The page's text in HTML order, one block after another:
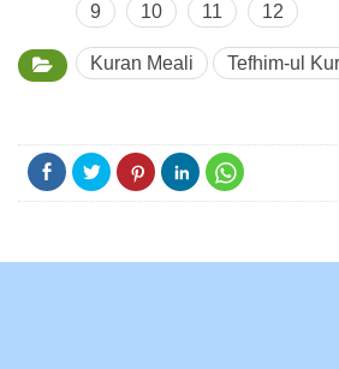
9
10 11 12
Kuran Meali Tefhim-ul